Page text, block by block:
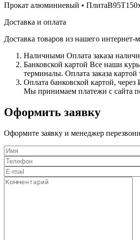
Прокат алюминиевый •
Доставка и оплата
Доставка товаров из нашего
Наличными Оплата заказа
Банковской картой Все наши
терминалы. Оплата заказа
Оплата банковской картой, через
Мы принимаем платежи с сайта
Оформить заявку
Оформите заявку и менеджер